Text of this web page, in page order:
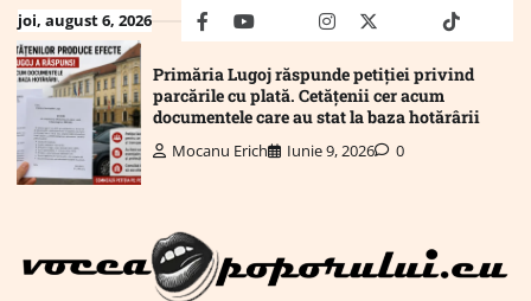
Skip
to
content
joi, august 6, 2026 facebookyoutubeMailinstagram
twitter truthtiktok
Primăria Lugoj răspunde petiției privind
parcările cu plată. Cetățenii cer acum
documentele care au stat la baza hotărârii
Mocanu Erich Iunie 9, 2026 0